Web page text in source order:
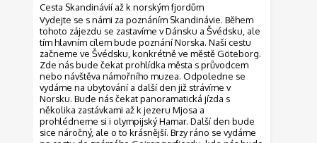
Cesta Skandinávií až k norským fjordům
Vydejte se s námi za poznáním Skandinávie. Během
tohoto zájezdu se zastavíme v Dánsku a Švédsku, ale
tím hlavním cílem bude poznání Norska. Naši cestu
začneme ve Švédsku, konkrétně ve městě Göteborg.
Zde nás bude čekat prohlídka města s průvodcem
nebo návštěva námořního muzea. Odpoledne se
vydáme na ubytování a další den již strávíme v
Norsku. Bude nás čekat panoramatická jízda s
několika zastávkami až k jezeru Mjosa a
prohlédneme si i olympijský Hamar. Další den bude
sice náročný, ale o to krásnější. Brzy ráno se vydáme